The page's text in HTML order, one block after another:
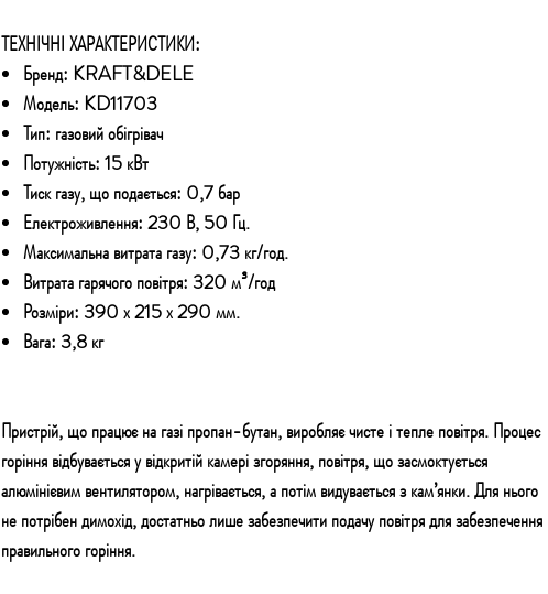
ТЕХНІЧНІ ХАРАКТЕРИСТИКИ:
Бренд: KRAFT&DELE
Модель: KD11703
Тип: газовий обігрівач
Потужність: 15 кВт
Тиск газу, що подається: 0,7 бар
Електроживлення: 230 В, 50 Гц.
Максимальна витрата газу: 0,73 кг/год.
Витрата гарячого повітря: 320 м³/год
Розміри: 390 х 215 х 290 мм.
Вага: 3,8 кг
Пристрій, що працює на газі пропан-бутан, виробляє чисте і тепле повітря. Процес
горіння відбувається у відкритій камері згоряння, повітря, що засмоктується
алюмінієвим вентилятором, нагрівається, а потім видувається з кам’янки. Для нього
не потрібен димохід, достатньо лише забезпечити подачу повітря для забезпечення
правильного горіння.